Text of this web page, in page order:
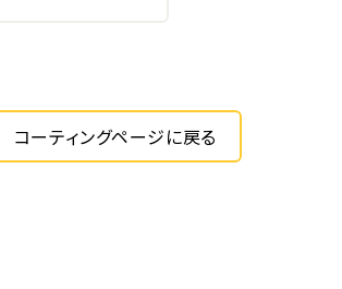
コーティングページに戻る